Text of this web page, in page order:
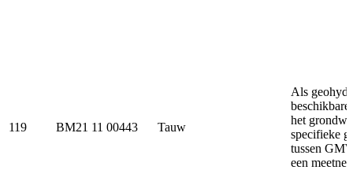
119 BM21 11 00443 Tauw
Als
het
specifieke
tussen
een meetnet